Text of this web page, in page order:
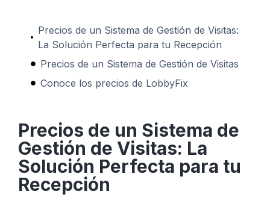
Precios de un Sistema de Gestión de Visitas:
La Solución Perfecta para tu Recepción
Precios de un Sistema de Gestión de Visitas
Conoce los precios de LobbyFix
Precios de un Sistema de
Gestión de Visitas: La
Solución Perfecta para tu
Recepción